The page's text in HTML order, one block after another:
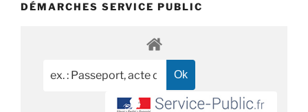
DÉMARCHES SERVICE PUBLIC